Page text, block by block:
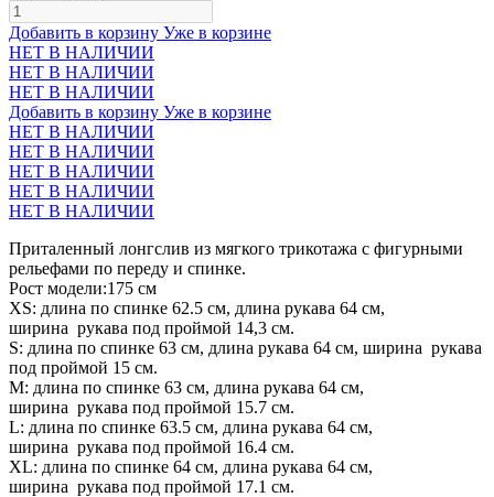
Добавить в корзину Уже в корзине
НЕТ В НАЛИЧИИ
НЕТ В НАЛИЧИИ
НЕТ В НАЛИЧИИ
Добавить в корзину Уже в корзине
НЕТ В НАЛИЧИИ
НЕТ В НАЛИЧИИ
НЕТ В НАЛИЧИИ
НЕТ В НАЛИЧИИ
НЕТ В НАЛИЧИИ
Приталенный лонгслив из мягкого трикотажа с фигурными
рельефами по переду и спинке.
Рост модели:175 см
XS: длина по спинке 62.5 см, длина рукава 64 см,
ширина рукава под проймой 14,3 см.
S: длина по спинке 63 см, длина рукава 64 см, ширина рукава
под проймой 15 см.
М: длина по спинке 63 см, длина рукава 64 см,
ширина рукава под проймой 15.7 см.
L: длина по спинке 63.5 см, длина рукава 64 см,
ширина рукава под проймой 16.4 см.
XL: длина по спинке 64 см, длина рукава 64 см,
ширина рукава под проймой 17.1 см.